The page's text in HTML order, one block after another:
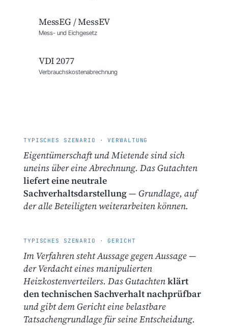
MessEG / MessEV
Mess- und Eich­gesetz
VDI 2077
Verbrauchs­kosten­abrechnung
TYPISCHES SZENARIO · VERWALTUNG
Eigentümerschaft und Mietende sind sich
uneins über eine Abrechnung. Das Gutachten
liefert eine neutrale
Sachverhaltsdarstellung— Grundlage, auf
der alle Beteiligten weiterarbeiten können.
TYPISCHES SZENARIO · GERICHT
Im Verfahren steht Aussage gegen Aussage —
der Verdacht eines manipulierten
Heizkostenverteilers. Das Gutachtenklärt
den technischen Sachverhalt nachprüfbar
und gibt dem Gericht eine belastbare
Tatsachengrundlage für seine Entscheidung.